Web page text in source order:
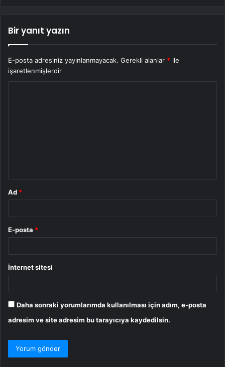
Bir yanıt yazın
E-posta adresiniz yayınlanmayacak. Gerekli alanlar * ile
işaretlenmişlerdir
Ad *
E-posta *
İnternet sitesi
Daha sonraki yorumlarımda kullanılması için adım, e-posta
adresim ve site adresim bu tarayıcıya kaydedilsin.